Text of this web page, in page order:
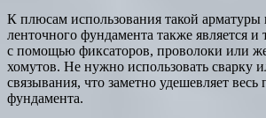
К плюсам использования такой арматуры
ленточного фундамента также является и
с помощью фиксаторов, проволоки или
хомутов. Не нужно использовать сварку
связывания, что заметно удешевляет весь
фундамента.